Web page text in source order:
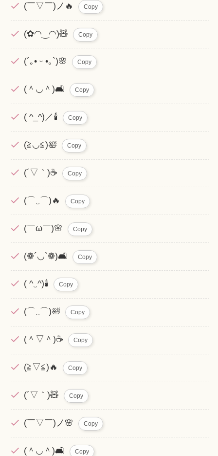
(￣▽￣)ノ🔥 Copy
(✿◠‿◠)🧸 Copy
(´｡• ᵕ •｡`)🌸 Copy
(＾◡＾)🛋️ Copy
( ^_^)／🕯️ Copy
(≧◡≦)🛀 Copy
(´▽｀)☕ Copy
(⌒‿⌒)🔥 Copy
(￣ω￣)🌸 Copy
(❁´◡`❁)🛋️ Copy
( ^‿^)🕯️ Copy
(⌒‿⌒)🛀 Copy
(＾▽＾)☕ Copy
(≧▽≦)🔥 Copy
(´▽｀)🧸 Copy
(￣▽￣)ノ🌸 Copy
(＾◡＾)🛋️ Copy